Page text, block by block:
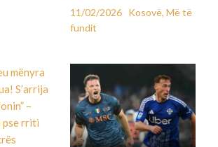
11/02/2026 Kosovë, Më të
fundit